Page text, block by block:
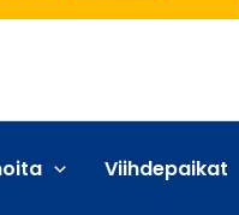
Viihdepaikat